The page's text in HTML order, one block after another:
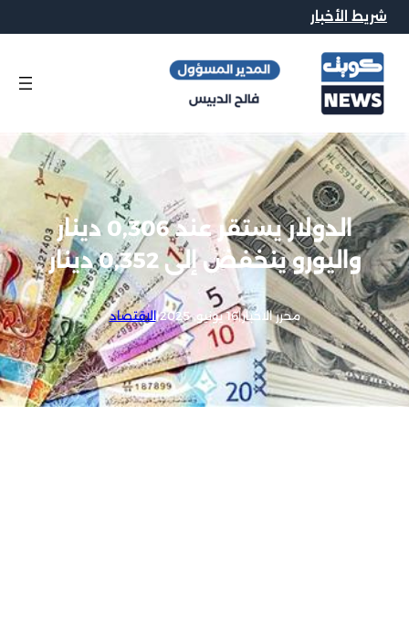
شريط الأخبار
الدولار يستقر عند 0,306 دينار
واليورو ينخفض إلى 0,352 دينار
محرر الاخبار|16 يونيو, 2025 |الاقتصاد